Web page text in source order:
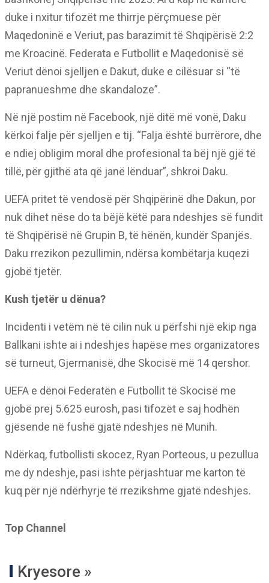
duke i nxitur tifozët me thirrje përçmuese për
Maqedoninë e Veriut, pas barazimit të Shqipërisë 2:2
me Kroacinë. Federata e Futbollit e Maqedonisë së
Veriut dënoi sjelljen e Dakut, duke e cilësuar si “të
papranueshme dhe skandaloze”.
Në një postim në Facebook, një ditë më vonë, Daku
kërkoi falje për sjelljen e tij. “Falja është burrërore, dhe
e ndiej obligim moral dhe profesional ta bëj një gjë të
tillë, për gjithë ata që janë lënduar”, shkroi Daku.
UEFA pritet të vendosë për Shqipërinë dhe Dakun, por
nuk dihet nëse do ta bëjë këtë para ndeshjes së fundit
të Shqipërisë në Grupin B, të hënën, kundër Spanjës.
Daku rrezikon pezullimin, ndërsa kombëtarja kuqezi
gjobë tjetër.
Kush tjetër u dënua?
Incidenti i vetëm në të cilin nuk u përfshi një ekip nga
Ballkani ishte ai i ndeshjes hapëse mes organizatores
së turneut, Gjermanisë, dhe Skocisë më 14 qershor.
UEFA e dënoi Federatën e Futbollit të Skocisë me
gjobë prej 5.625 eurosh, pasi tifozët e saj hodhën
gjësende në fushë gjatë ndeshjes në Munih.
Ndërkaq, futbollisti skocez, Ryan Porteous, u pezullua
me dy ndeshje, pasi ishte përjashtuar me karton të
kuq për një ndërhyrje të rrezikshme gjatë ndeshjes.
Top Channel
Kryesore »